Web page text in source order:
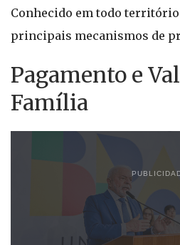
Conhecido em todo
principais mecanismos de
Pagamento e
Família